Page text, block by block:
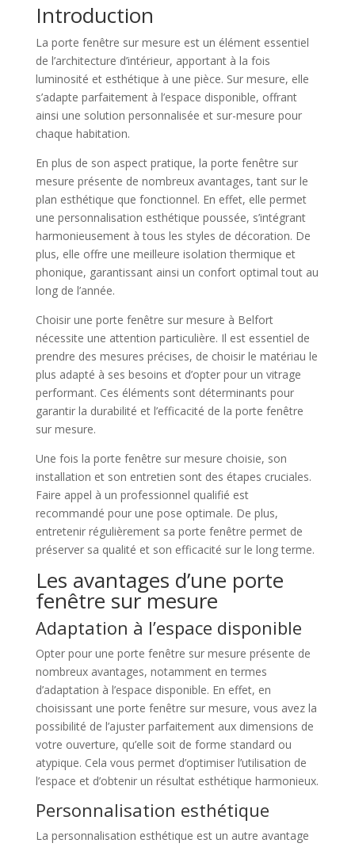
Introduction
La porte fenêtre sur mesure est un élément essentiel
de l’architecture d’intérieur, apportant à la fois
luminosité et esthétique à une pièce. Sur mesure, elle
s’adapte parfaitement à l’espace disponible, offrant
ainsi une solution personnalisée et sur-mesure pour
chaque habitation.
En plus de son aspect pratique, la porte fenêtre sur
mesure présente de nombreux avantages, tant sur le
plan esthétique que fonctionnel. En effet, elle permet
une personnalisation esthétique poussée, s’intégrant
harmonieusement à tous les styles de décoration. De
plus, elle offre une meilleure isolation thermique et
phonique, garantissant ainsi un confort optimal tout au
long de l’année.
Choisir une porte fenêtre sur mesure à Belfort
nécessite une attention particulière. Il est essentiel de
prendre des mesures précises, de choisir le matériau le
plus adapté à ses besoins et d’opter pour un vitrage
performant. Ces éléments sont déterminants pour
garantir la durabilité et l’efficacité de la porte fenêtre
sur mesure.
Une fois la porte fenêtre sur mesure choisie, son
installation et son entretien sont des étapes cruciales.
Faire appel à un professionnel qualifié est
recommandé pour une pose optimale. De plus,
entretenir régulièrement sa porte fenêtre permet de
préserver sa qualité et son efficacité sur le long terme.
Les avantages d’une porte
fenêtre sur mesure
Adaptation à l’espace disponible
Opter pour une porte fenêtre sur mesure présente de
nombreux avantages, notamment en termes
d’adaptation à l’espace disponible. En effet, en
choisissant une porte fenêtre sur mesure, vous avez la
possibilité de l’ajuster parfaitement aux dimensions de
votre ouverture, qu’elle soit de forme standard ou
atypique. Cela vous permet d’optimiser l’utilisation de
l’espace et d’obtenir un résultat esthétique harmonieux.
Personnalisation esthétique
La personnalisation esthétique est un autre avantage